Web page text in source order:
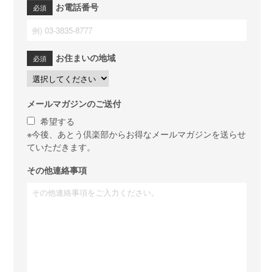
お電話番号
お住まいの地域
メールマガジンのご送付
希望する
※今後、あとう倶楽部からお得なメールマガジンを送らせ
ていただきます。
その他連絡事項